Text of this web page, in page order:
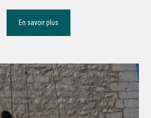
En savoir plus